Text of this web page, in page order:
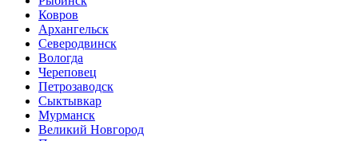
Ковров
Архангельск
Северодвинск
Вологда
Череповец
Петрозаводск
Сыктывкар
Мурманск
Великий Новгород